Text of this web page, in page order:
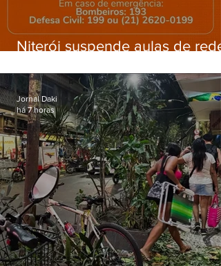
Niterói suspende aulas de rede
ventos fortes nesta sexta (7)
Jornal Daki
há 7 horas